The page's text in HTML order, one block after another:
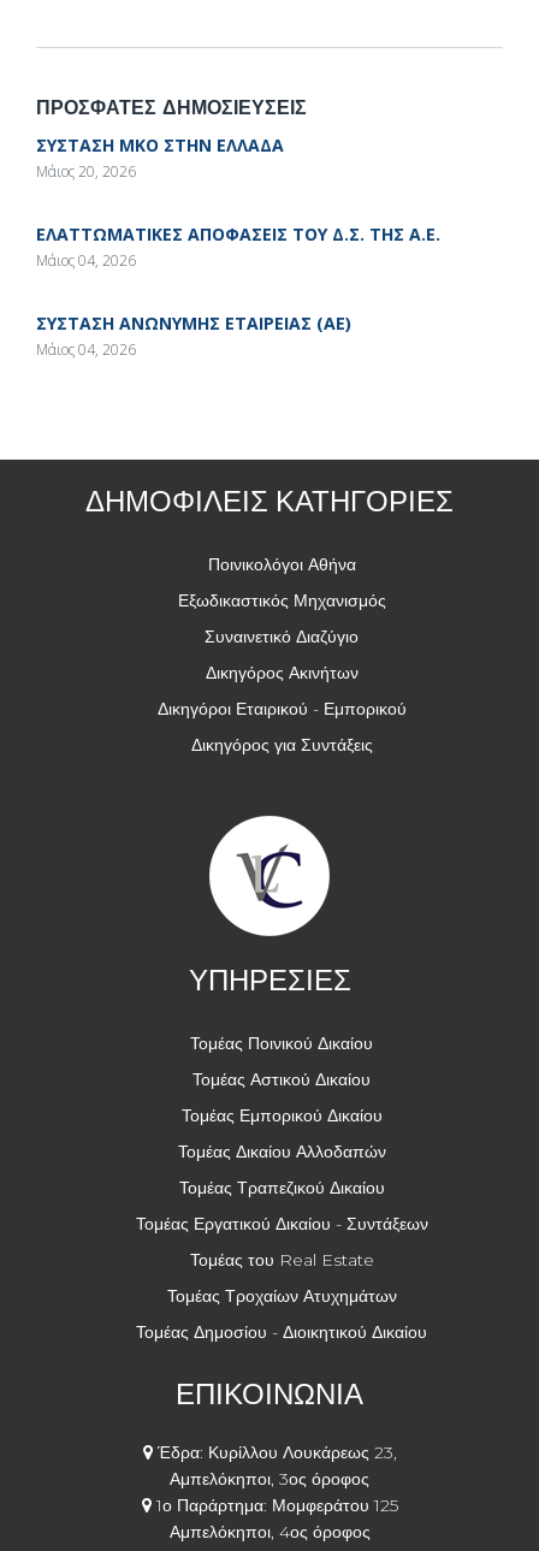
ΠΡΟΣΦΑΤΕΣ ΔΗΜΟΣΙΕΥΣΕΙΣ
ΣΥΣΤΑΣΗ ΜΚΟ ΣΤΗΝ ΕΛΛΑΔΑ
Μάιος 20, 2026
ΕΛΑΤΤΩΜΑΤΙΚΕΣ ΑΠΟΦΑΣΕΙΣ ΤΟΥ Δ.Σ. ΤΗΣ Α.Ε.
Μάιος 04, 2026
ΣΥΣΤΑΣΗ ΑΝΩΝΥΜΗΣ ΕΤΑΙΡΕΙΑΣ (ΑΕ)
Μάιος 04, 2026
ΔΗΜΟΦΙΛΕΙΣ ΚΑΤΗΓΟΡΙΕΣ
Ποινικολόγοι Αθήνα
Εξωδικαστικός Μηχανισμός
Συναινετικό Διαζύγιο
Δικηγόρος Ακινήτων
Δικηγόροι Εταιρικού - Εμπορικού
Δικηγόρος για Συντάξεις
ΥΠΗΡΕΣΙΕΣ
Τομέας Ποινικού Δικαίου
Τομέας Αστικού Δικαίου
Τομέας Εμπορικού Δικαίου
Τομέας Δικαίου Αλλοδαπών
Τομέας Τραπεζικού Δικαίου
Τομέας Εργατικού Δικαίου - Συντάξεων
Τομέας του Real Estate
Τομέας Τροχαίων Ατυχημάτων
Τομέας Δημοσίου - Διοικητικού Δικαίου
ΕΠΙΚΟΙΝΩΝΙΑ
Έδρα: Κυρίλλου Λουκάρεως 23,
Αμπελόκηποι, 3ος όροφος
1ο Παράρτημα: Μομφεράτου 125
Αμπελόκηποι, 4ος όροφος